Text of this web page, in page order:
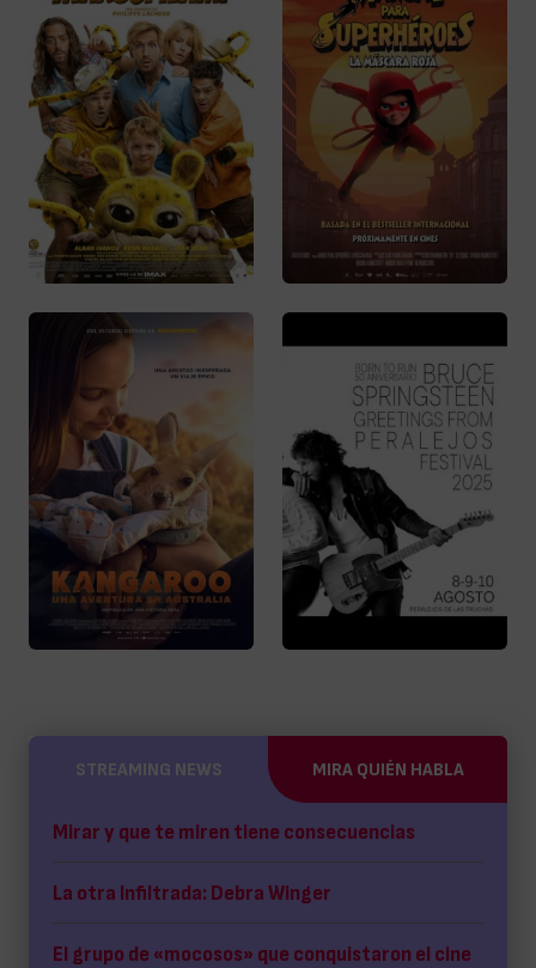
STREAMING NEWS MIRA QUIÉN HABLA
Mirar y que te miren tiene consecuencias
La otra Infiltrada: Debra Winger
El grupo de «mocosos» que conquistaron el cine